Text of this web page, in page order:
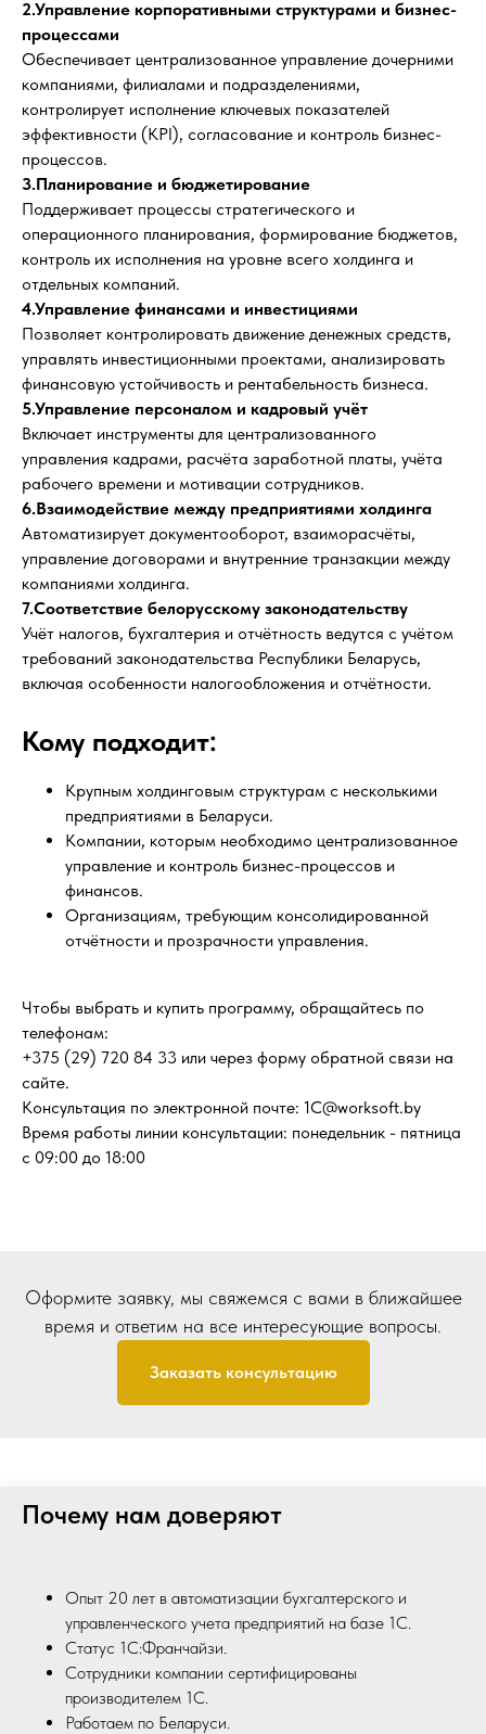
2.Управление корпоративными структурами и бизнес-
процессами
Обеспечивает централизованное управление дочерними
компаниями, филиалами и подразделениями,
контролирует исполнение ключевых показателей
эффективности (KPI), согласование и контроль бизнес-
процессов.
3.Планирование и бюджетирование
Поддерживает процессы стратегического и
операционного планирования, формирование бюджетов,
контроль их исполнения на уровне всего холдинга и
отдельных компаний.
4.Управление финансами и инвестициями
Позволяет контролировать движение денежных средств,
управлять инвестиционными проектами, анализировать
финансовую устойчивость и рентабельность бизнеса.
5.Управление персоналом и кадровый учёт
Включает инструменты для централизованного
управления кадрами, расчёта заработной платы, учёта
рабочего времени и мотивации сотрудников.
6.Взаимодействие между предприятиями холдинга
Автоматизирует документооборот, взаиморасчёты,
управление договорами и внутренние транзакции между
компаниями холдинга.
7.Соответствие белорусскому законодательству
Учёт налогов, бухгалтерия и отчётность ведутся с учётом
требований законодательства Республики Беларусь,
включая особенности налогообложения и отчётности.
Кому подходит:
Крупным холдинговым структурам с несколькими
предприятиями в Беларуси.
Компании, которым необходимо централизованное
управление и контроль бизнес-процессов и
финансов.
Организациям, требующим консолидированной
отчётности и прозрачности управления.
Чтобы выбрать и купить программу, обращайтесь по
телефонам:
+375 (29) 720 84 33 или через форму обратной связи на
сайте.
Консультация по электронной почте: 1C@worksoft.by
Время работы линии консультации: понедельник - пятница
с 09:00 до 18:00
Оформите заявку, мы свяжемся с вами в ближайшее
время и ответим на все интересующие вопросы.
Заказать консультацию
Почему нам доверяют
Опыт 20 лет в автоматизации бухгалтерского и
управленческого учета предприятий на базе 1С.
Статус 1С:Франчайзи.
Сотрудники компании сертифицированы
производителем 1С.
Работаем по Беларуси.